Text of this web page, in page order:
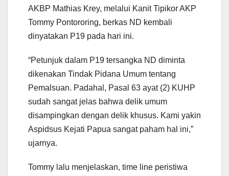
AKBP Mathias Krey, melalui Kanit Tipikor AKP
Tommy Pontororing, berkas ND kembali
dinyatakan P19 pada hari ini.
“Petunjuk dalam P19 tersangka ND diminta
dikenakan Tindak Pidana Umum tentang
Pemalsuan. Padahal, Pasal 63 ayat (2) KUHP
sudah sangat jelas bahwa delik umum
disampingkan dengan delik khusus. Kami yakin
Aspidsus Kejati Papua sangat paham hal ini,”
ujarnya.
Tommy lalu menjelaskan, time line peristiwa